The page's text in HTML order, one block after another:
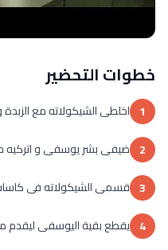
خطوات التحضير
1 اخلطى الشيكولاته مع
2 ضيفى بشر يوسفى و اتركيه
3 قسمى الشيكولاته فى
4 يقطع بقية اليوسفى ليقدم